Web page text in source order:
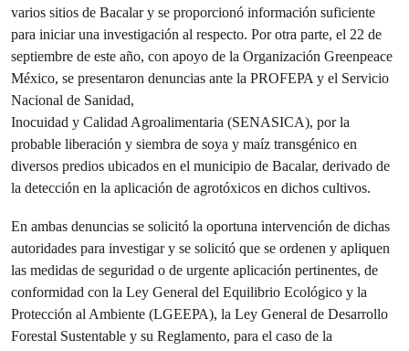
varios sitios de Bacalar y se proporcionó información suficiente
para iniciar una investigación al respecto. Por otra parte, el 22 de
septiembre de este año, con apoyo de la Organización Greenpeace
México, se presentaron denuncias ante la PROFEPA y el Servicio
Nacional de Sanidad,
Inocuidad y Calidad Agroalimentaria (SENASICA), por la
probable liberación y siembra de soya y maíz transgénico en
diversos predios ubicados en el municipio de Bacalar, derivado de
la detección en la aplicación de agrotóxicos en dichos cultivos.
En ambas denuncias se solicitó la oportuna intervención de dichas
autoridades para investigar y se solicitó que se ordenen y apliquen
las medidas de seguridad o de urgente aplicación pertinentes, de
conformidad con la Ley General del Equilibrio Ecológico y la
Protección al Ambiente (LGEEPA), la Ley General de Desarrollo
Forestal Sustentable y su Reglamento, para el caso de la